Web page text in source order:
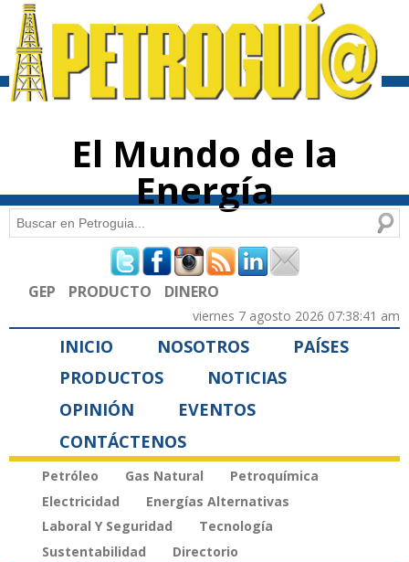
contenido
El Mundo de la
Energía
Formulario de búsqueda
Buscar
GEP PRODUCTO DINERO
viernes 7 agosto 2026 07:38:41 am
INICIO NOSOTROS
PAÍSES
PRODUCTOS
NOTICIAS
OPINIÓN
EVENTOS
CONTÁCTENOS
Petróleo Gas Natural
Petroquímica
Electricidad
Energías Alternativas
Laboral Y Seguridad
Tecnología
Sustentabilidad
Directorio